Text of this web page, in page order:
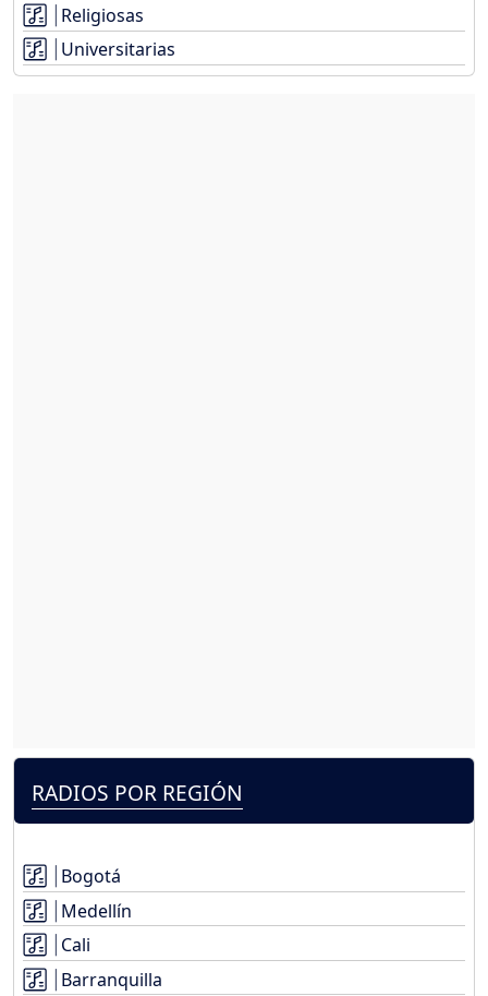
Religiosas
Universitarias
RADIOS POR REGIÓN
Bogotá
Medellín
Cali
Barranquilla